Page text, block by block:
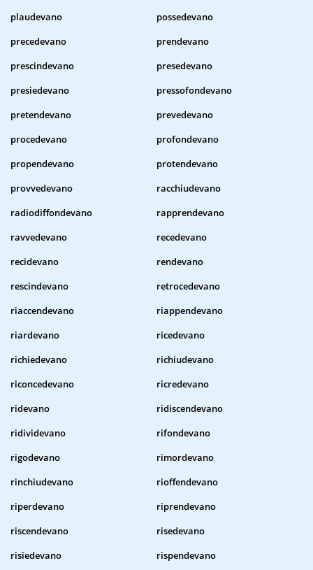
plaudevano
possedevano
precedevano
prendevano
prescindevano
presedevano
presiedevano
pressofondevano
pretendevano
prevedevano
procedevano
profondevano
propendevano
protendevano
provvedevano
racchiudevano
radiodiffondevano
rapprendevano
ravvedevano
recedevano
recidevano
rendevano
rescindevano
retrocedevano
riaccendevano
riappendevano
riardevano
ricedevano
richiedevano
richiudevano
riconcedevano
ricredevano
ridevano
ridiscendevano
ridividevano
rifondevano
rigodevano
rimordevano
rinchiudevano
rioffendevano
riperdevano
riprendevano
riscendevano
risedevano
risiedevano
rispendevano